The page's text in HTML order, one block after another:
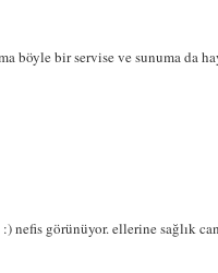
böyle bir servise ve sunuma da
nefis görünüyor. ellerine sağlık